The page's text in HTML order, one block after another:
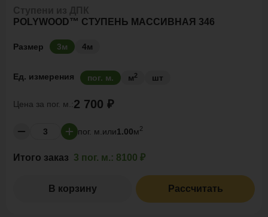
POLYWOOD™ СТУПЕНЬ МАССИВНАЯ 346
Размер 3м 4м
Ед. измерения пог. м. м2 шт
Цена за пог. м.:2 700 ₽
пог. м. или1.00м2
Итого заказ 3 пог. м.: 8100 ₽
В корзину Рассчитать